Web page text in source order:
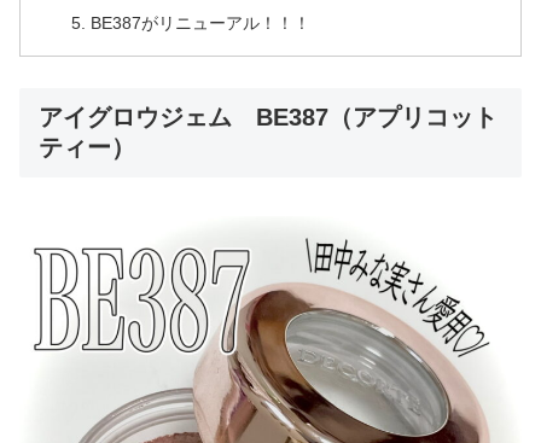
BE387がリニューアル！！！
アイグロウジェム BE387（アプリコット
ティー）